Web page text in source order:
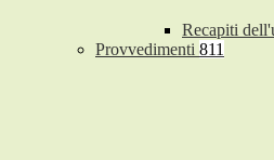
Recapiti
Provvedimenti 811